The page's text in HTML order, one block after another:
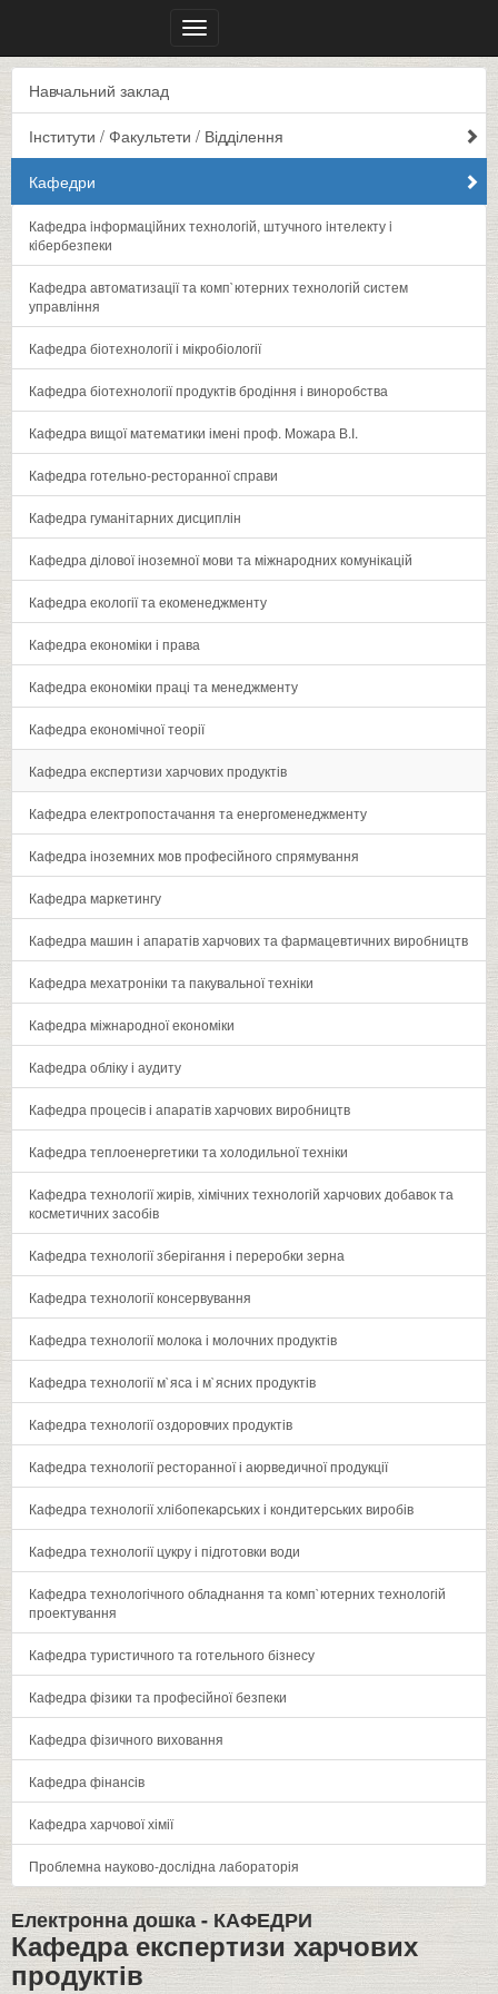
Меню
Навчальний заклад
Інститути / Факультети / Відділення
Кафедри
Кафедра iнформацiйних технологiй, штучного iнтелекту i
кiбербезпеки
Кафедра автоматизації та комп`ютерних технологій систем
управління
Кафедра біотехнології і мікробіології
Кафедра біотехнології продуктів бродіння і виноробства
Кафедра вищої математики імені проф. Можара В.І.
Кафедра готельно-ресторанної справи
Кафедра гуманітарних дисциплін
Кафедра ділової іноземної мови та міжнародних комунікацій
Кафедра екології та екоменеджменту
Кафедра економіки і права
Кафедра економіки праці та менеджменту
Кафедра економічної теорії
Кафедра експертизи харчових продуктів
Кафедра електропостачання та енергоменеджменту
Кафедра іноземних мов професійного спрямування
Кафедра маркетингу
Кафедра машин і апаратів харчових та фармацевтичних виробництв
Кафедра мехатроніки та пакувальної техніки
Кафедра міжнародної економіки
Кафедра обліку і аудиту
Кафедра процесів і апаратів харчових виробництв
Кафедра теплоенергетики та холодильної техніки
Кафедра технології жирів, хімічних технологій харчових добавок та
косметичних засобів
Кафедра технології зберігання і переробки зерна
Кафедра технології консервування
Кафедра технології молока і молочних продуктів
Кафедра технології м`яса і м`ясних продуктів
Кафедра технології оздоровчих продуктів
Кафедра технології ресторанної і аюрведичної продукції
Кафедра технології хлібопекарських і кондитерських виробів
Кафедра технології цукру і підготовки води
Кафедра технологічного обладнання та комп`ютерних технологій
проектування
Кафедра туристичного та готельного бізнесу
Кафедра фізики та професійної безпеки
Кафедра фізичного виховання
Кафедра фінансів
Кафедра харчової хімії
Проблемна науково-дослідна лабораторія
Електронна дошка - КАФЕДРИ
Кафедра експертизи харчових
продуктів